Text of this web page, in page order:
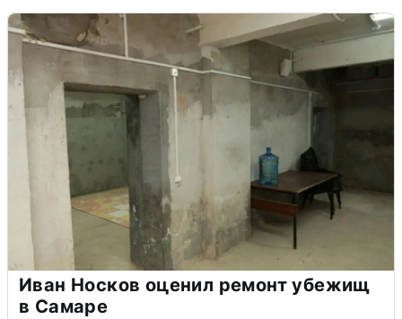
Иван Носков оценил ремонт убежищ
в Самаре